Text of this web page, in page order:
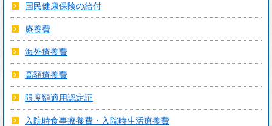
国民健康保険の給付
療養費
海外療養費
高額療養費
限度額適用認定証
入院時食事療養費・入院時生活療養費